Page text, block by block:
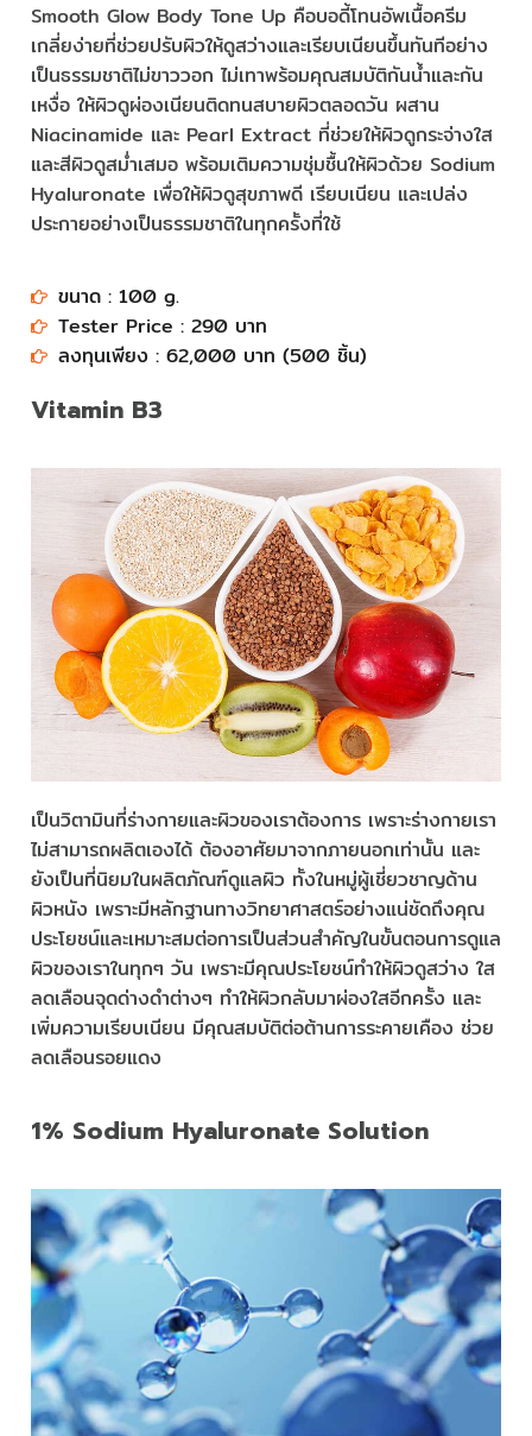
Smooth Glow Body Tone Up คือบอดี้โทนอัพเนื้อครีม
เกลี่ยง่ายที่ช่วยปรับผิวให้ดูสว่างและเรียบเนียนขึ้นทันทีอย่าง
เป็นธรรมชาติไม่ขาววอก ไม่เทาพร้อมคุณสมบัติกันน้ำและกัน
เหงื่อ ให้ผิวดูผ่องเนียนติดทนสบายผิวตลอดวัน ผสาน
Niacinamide และ Pearl Extract ที่ช่วยให้ผิวดูกระจ่างใส
และสีผิวดูสม่ำเสมอ พร้อมเติมความชุ่มชื้นให้ผิวด้วย Sodium
Hyaluronate เพื่อให้ผิวดูสุขภาพดี เรียบเนียน และเปล่ง
ประกายอย่างเป็นธรรมชาติในทุกครั้งที่ใช้
ขนาด : 100 g.
Tester Price : 290 บาท​​​​​​​​​​​​
ลงทุนเพียง : 62,000 บาท (500 ชิ้น)​​​​​​​​​​​​
Vitamin B3
เป็นวิตามินที่ร่างกายและผิวของเราต้องการ เพราะร่างกายเรา
ไม่สามารถผลิตเองได้ ต้องอาศัยมาจากภายนอกเท่านั้น และ
ยังเป็นที่นิยมในผลิตภัณฑ์ดูแลผิว ทั้งในหมู่ผู้เชี่ยวชาญด้าน
ผิวหนัง เพราะมีหลักฐานทางวิทยาศาสตร์อย่างแน่ชัดถึงคุณ
ประโยชน์และเหมาะสมต่อการเป็นส่วนสำคัญในขั้นตอนการดูแล
ผิวของเราในทุกๆ วัน เพราะมีคุณประโยชน์ทำให้ผิวดูสว่าง ใส
ลดเลือนจุดด่างดำต่างๆ ทำให้ผิวกลับมาผ่องใสอีกครั้ง และ
เพิ่มความเรียบเนียน มีคุณสมบัติต่อต้านการระคายเคือง ช่วย
ลดเลือนรอยแดง
1% Sodium Hyaluronate Solution